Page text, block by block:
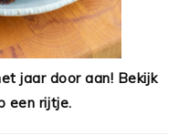
jaar door aan! Bekijk
een rijtje.